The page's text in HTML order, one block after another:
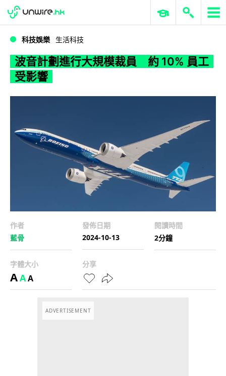
WWDC 2026 ERP 與商業 AI
科技娛樂 生活科技
波音計劃進行大規模裁員 約 10% 員工
受影響
作者
藍骨
發佈日期
2024-10-13
閱讀時間
2分鐘
字體大小
AAA
分享
ADVERTISEMENT